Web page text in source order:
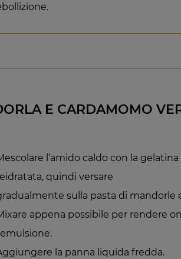
E CARDAMOMO
l’amido caldo con la
quindi versare
sulla pasta di mandorle
appena possibile per rendere
la panna liquida fredda.